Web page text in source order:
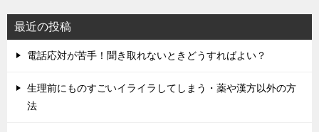
ン
最近の投稿
電話応対が苦手！聞き取れないときどうすればよい？
生理前にものすごいイライラしてしまう・薬や漢方以外の方
法